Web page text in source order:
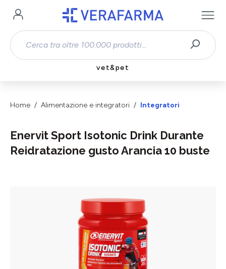
Passa al contenuto principale
vet&pet
Home Alimentazione e integratori Integratori
Enervit Sport Isotonic Drink Durante
Reidratazione gusto Arancia 10 buste